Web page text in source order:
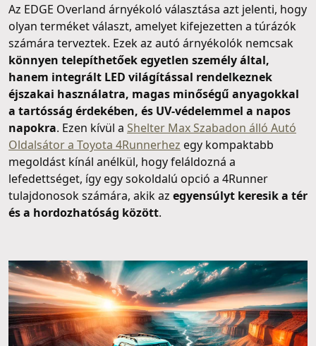
Az EDGE Overland árnyékoló választása azt jelenti, hogy
olyan terméket választ, amelyet kifejezetten a túrázók
számára terveztek. Ezek az autó árnyékolók nemcsak
könnyen telepíthetőek egyetlen személy által,
hanem integrált LED világítással rendelkeznek
éjszakai használatra, magas minőségű anyagokkal
a tartósság érdekében, és UV-védelemmel a napos
napokra. Ezen kívül a Shelter Max Szabadon álló Autó
Oldalsátor a Toyota 4Runnerhez egy kompaktabb
megoldást kínál anélkül, hogy feláldozná a
lefedettséget, így egy sokoldalú opció a 4Runner
tulajdonosok számára, akik az egyensúlyt keresik a tér
és a hordozhatóság között.